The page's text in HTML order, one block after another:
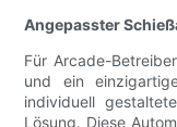
Angepasster
Für Arcade-
und ein
individuell
Lösung. Diese